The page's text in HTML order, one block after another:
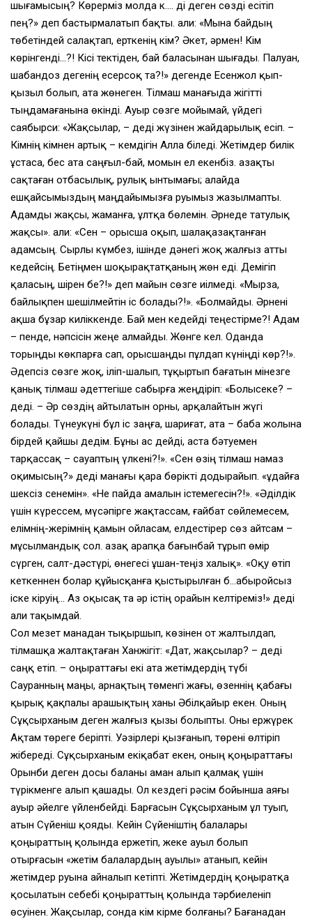
шығамысың? Көрерміз молда к…. ді деген сөзді есітіп
пең?» деп бастырмалатып бақты. Қали: «Мына байдың
төбетіндей салақтап, ерткенің кім? Әкет, әрмен! Кім
көрінгенді…?! Кісі тектіден, бай баласынан шығады. Палуан,
шабандоз дегенің есерсоқ та?!» дегенде Есенжол қып-
қызыл болып, ата жөнеген. Тілмаш манағыда жігітті
тыңдамағанына өкінді. Ауыр сөзге мойымай, үйдегі
саябырси: «Жақсылар, – деді жүзінен жайдарылық есіп. –
Кімнің кімнен артық – кемдігін Алла біледі. Жетімдер билік
ұстаса, бес ата саңғыл-бай, момын ел екенбіз. Қазақты
сақтаған отбасылық, рулық ынтымағы; алайда
ешқайсымыздың маңдайымызға руымыз жазылмапты.
Адамды жақсы, жаманға, ұлтқа бөлемін. Әрнеде татулық
жақсы». Қали: «Сен – орысша оқып, шалақазақтанған
адамсың. Сырлы күмбез, ішінде дәнегі жоқ жалғыз атты
кедейсің. Бетіңмен шоқырақтатқаның жөн еді. Демігіп
қаласың, шірен бе?!» деп майын сөзге иілмеді. «Мырза,
байлықпен шешілмейтін іс болады?!». «Болмайды. Әрнені
ақша бұзар киліккенде. Бай мен кедейді теңестірме?! Адам
– пенде, нәпсісін жеңе алмайды. Жөнге кел. Оданда
торыңды көкпарға сап, орысшаңды пұлдап күніңді көр?!».
Әдепсіз сөзге жоқ, іліп-шалып, тұқыртып бағатын мінезге
қанық тілмаш әдеттегіше сабырға жеңдіріп: «Болысеке? –
деді. – Әр сөздің айтылатын орны, арқалайтын жүгі
болады. Түнеукүні бұл іс заңға, шариғат, ата – баба жолына
бірдей қайшы дедім. Бұны ас дейді, аста бәтуемен
тарқассақ – сауаптың үлкені?!». «Сен өзің тілмаш намаз
оқимысың?» деді манағы қара бөрікті додырайып. «Құдайға
шексіз сенемін». «Не пайда амалын істемегесін?!». «Әділдік
үшін күрессем, мүсәпірге жақтассам, ғайбат сөйлемесем,
елімнің-жерімнің қамын ойласам, елдестірер сөз айтсам –
мұсылмандық сол. Қазақ арапқа бағынбай тұрып өмір
сүрген, салт-дәстүрі, өнегесі ұшан-теңіз халық». «Оқу өтіп
кеткеннен болар құйысқанға қыстырылған б…абыройсыз
іске кіруің… Аз оқысақ та әр істің орайын келтіреміз!» деді
Қали тақымдай.
Сол мезет манадан тықыршып, көзінен от жалтылдап,
тілмашқа жалтақтаған Ханжігіт: «Дат, жақсылар? – деді
саңқ етіп. – Қоңыраттағы екі ата жетімдердің түбі
Сауранның маңы, Қарнақтың төменгі жағы, өзеннің қабағы
қырық қақпалы Қарашықтың ханы Әбілқайыр екен. Оның
Сұқсырханым деген жалғыз қызы болыпты. Оны ержүрек
Ақтам төреге беріпті. Уәзірлері қызғанып, төрені өлтіріп
жібереді. Сұқсырханым екіқабат екен, оның қоңыраттағы
Орынби деген досы баланы аман алып қалмақ үшін
түрікменге алып қашады. Ол кездегі рәсім бойынша аяғы
ауыр әйелге үйленбейді. Барғасын Сұқсырханым ұл туып,
атын Сүйеніш қояды. Кейін Сүйеніштің балалары
қоңыраттың қолында ержетіп, жеке ауыл болып
отырғасын «жетім балалардың ауылы» атанып, кейін
жетімдер руына айналып кетіпті. Жетімдердің қоңыратқа
қосылатын себебі қоңыраттың қолында тәрбиеленіп
өсуінен. Жақсылар, сонда кім кірме болғаны? Бағанадан